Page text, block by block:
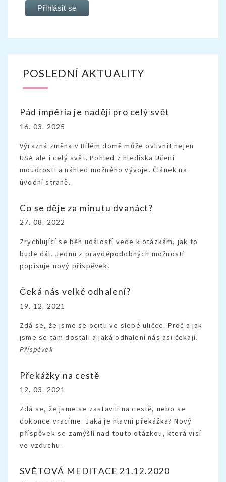
POSLEDNÍ AKTUALITY
Pád impéria je nadějí pro celý svět
16. 03. 2025
Výrazná změna v Bílém domě může ovlivnit nejen
USA ale i celý svět. Pohled z hlediska Učení
moudrosti a náhled možného vývoje. Článek na
úvodní straně.
Co se děje za minutu dvanáct?
27. 08. 2022
Zrychlující se běh událostí vede k otázkám, jak to
bude dál. Jednu z pravděpodobných možností
popisuje nový příspěvek.
Čeká nás velké odhalení?
19. 12. 2021
Zdá se, že jsme se ocitli ve slepé uličce. Proč a jak
jsme se tam dostali a jaká odhalení nás asi čekají.
Příspěvek
Překážky na cestě
12. 03. 2021
Zdá se, že jsme se zastavili na cestě, nebo se
dokonce vracíme. Jaká je hlavní překážka? Nový
příspěvek se zamýšlí nad touto otázkou, která visí
ve vzduchu.
SVĚTOVÁ MEDITACE 21.12.2020